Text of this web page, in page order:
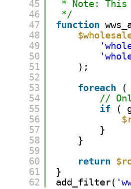
45
46
47
48
49
50
51
52
53
54
55
56
57
58
59
60
61
62
* Note:
*/
function
);
foreach
(
//
if
(
}
}
return
}
add_filter(